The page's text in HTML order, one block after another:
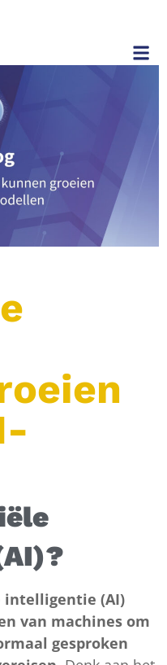
(AI)
van machines om
gesproken